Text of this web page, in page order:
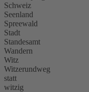
Schweiz
Seenland
Spreewald
Stadt
Standesamt
Wandern
Witz
Witzerundweg
statt
witzig